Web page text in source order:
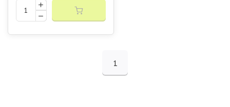
1